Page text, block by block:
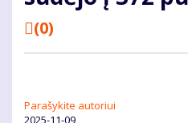
(0)
Parašykite autoriui
2025-11-09